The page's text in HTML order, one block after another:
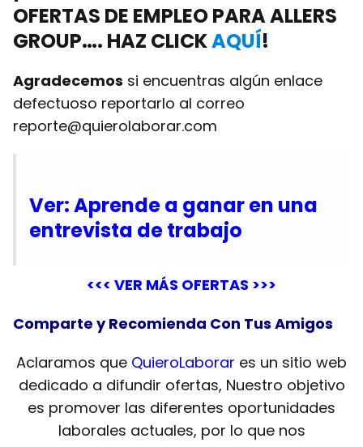
OFERTAS DE EMPLEOPARA ALLERS
GROUP…. HAZ CLICKAQUÍ!
Agradecemos si encuentras algún enlace
defectuoso reportarlo al correo
reporte@quierolaborar.com
Ver: Aprende a ganar en una
entrevista de trabajo
<<< VER MÁS OFERTAS >>>
Comparte y Recomienda Con Tus Amigos
Aclaramos que QuieroLaborar es un sitio web
dedicado a difundir ofertas, Nuestro objetivo
es promover las diferentes oportunidades
laborales actuales, por lo que nos